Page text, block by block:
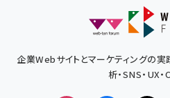
企業Webサイトとマーケティングの実
析・SNS・UX